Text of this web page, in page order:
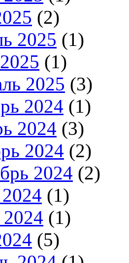
(2)
2025 (1)
(1)
2025 (3)
2024 (1)
2024 (3)
2024 (2)
2024 (2)
(1)
(1)
(5)